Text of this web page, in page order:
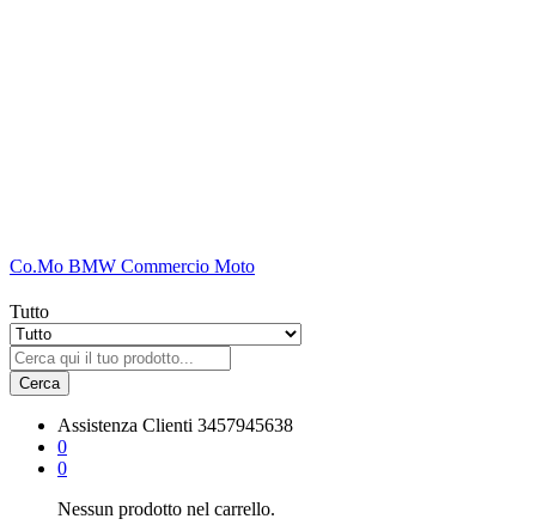
Co.Mo BMW Commercio Moto
Tutto
Cerca
Assistenza Clienti 3457945638
0
0
Nessun prodotto nel carrello.